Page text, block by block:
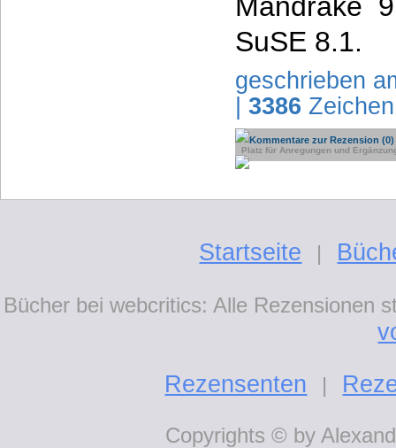
SuSE 8.1.
geschrieben
3386 Zeichen
Kommentare zur Rezension (0)
Platz für Anregungen und
Startseite |
Bücher bei webcritics: Alle Rezensionen
Rezensenten
|
Copyrights © by